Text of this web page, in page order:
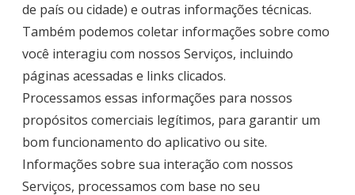
de país ou cidade) e outras informações técnicas.
Também podemos coletar informações sobre como
você interagiu com nossos Serviços, incluindo
páginas acessadas e links clicados.
Processamos essas informações para nossos
propósitos comerciais legítimos, para garantir um
bom funcionamento do aplicativo ou site.
Informações sobre sua interação com nossos
Serviços, processamos com base no seu